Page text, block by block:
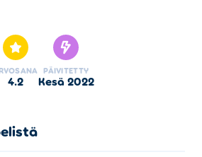
4.2
PÄIVITETTY
kesä 2022